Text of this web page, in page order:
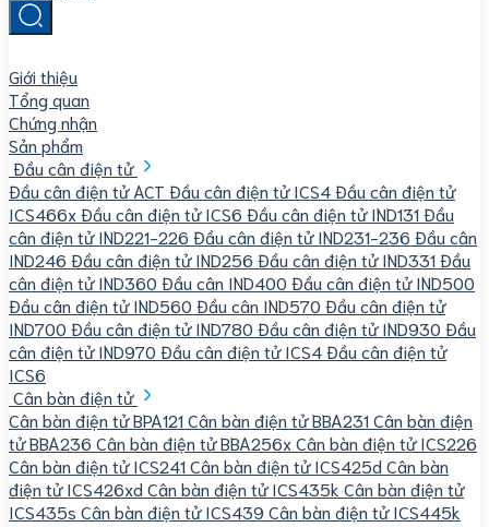
Giới thiệu
Tổng quan
Chứng nhận
Sản phẩm
Đầu cân điện tử
Đầu cân điện tử ACT Đầu cân điện tử ICS4Đầu cân điện tử
ICS466xĐầu cân điện tử ICS6 Đầu cân điện tử IND131Đầu
cân điện tử IND221-226 Đầu cân điện tử IND231-236 Đầu cân
IND246 Đầu cân điện tử IND256 Đầu cân điện tử IND331Đầu
cân điện tử IND360 Đầu cân IND400 Đầu cân điện tử IND500
Đầu cân điện tử IND560 Đầu cân IND570 Đầu cân điện tử
IND700 Đầu cân điện tử IND780 Đầu cân điện tử IND930 Đầu
cân điện tử IND970 Đầu cân điện tử ICS4Đầu cân điện tử
ICS6
Cân bàn điện tử
Cân bàn điện tử BPA121Cân bàn điện tử BBA231Cân bàn điện
tử BBA236 Cân bàn điện tử BBA256xCân bàn điện tử ICS226
Cân bàn điện tử ICS241Cân bàn điện tử ICS425d Cân bàn
điện tử ICS426xd Cân bàn điện tử ICS435k Cân bàn điện tử
ICS435s Cân bàn điện tử ICS439 Cân bàn điện tử ICS445k